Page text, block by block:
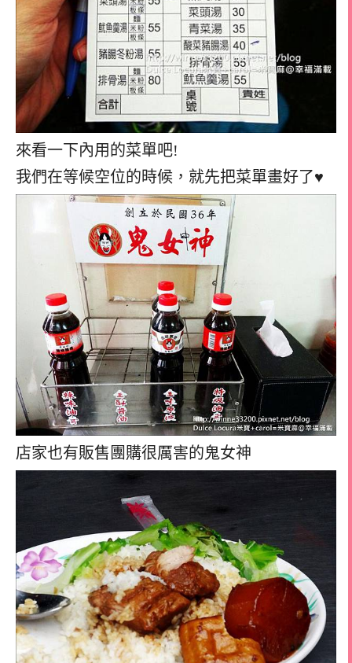
來看一下內用的菜單吧!
我們在等候空位的時候，就先把菜單畫好了♥
店家也有販售團購很厲害的鬼女神